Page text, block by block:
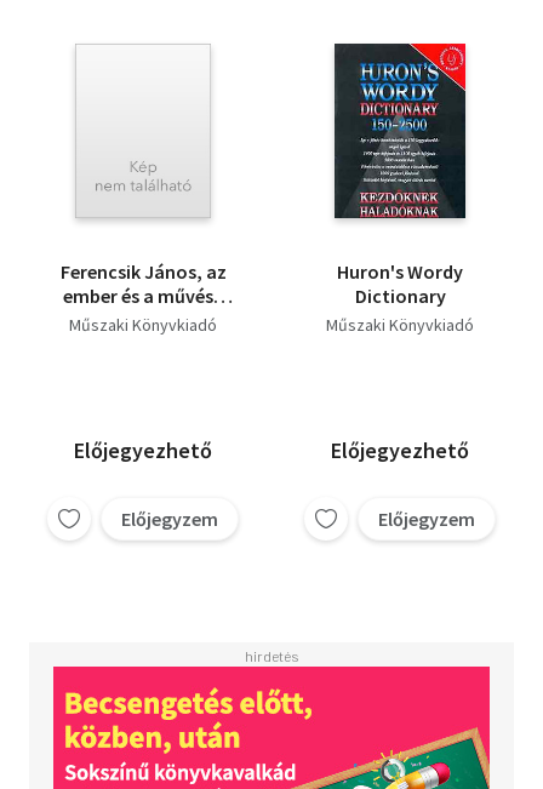
Ferencsik János, az
ember és a művész
portréja
Műszaki Könyvkiadó
Előjegyezhető
Előjegyzem
Huron's Wordy
Dictionary
Műszaki Könyvkiadó
Előjegyezhető
Előjegyzem